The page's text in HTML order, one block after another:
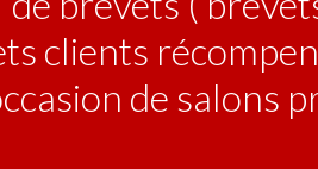
clients
de salons